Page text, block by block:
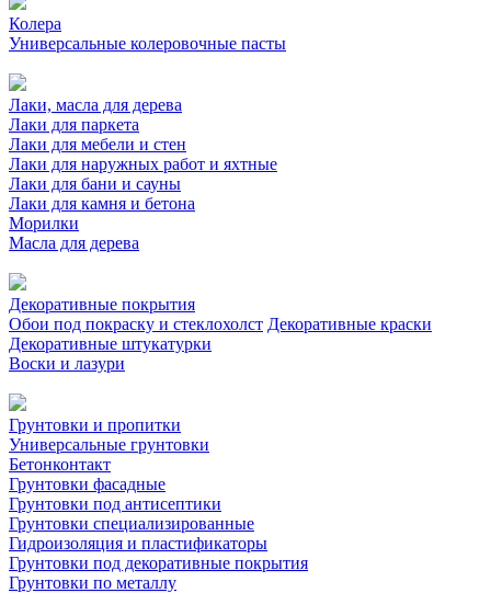
Колера
Универсальные колеровочные пасты
Лаки, масла для дерева
Лаки для паркета
Лаки для мебели и стен
Лаки для наружных работ и яхтные
Лаки для бани и сауны
Лаки для камня и бетона
Морилки
Масла для дерева
Декоративные покрытия
Обои под покраску и стеклохолст Декоративные краски
Декоративные штукатурки
Воски и лазури
Грунтовки и пропитки
Универсальные грунтовки
Бетонконтакт
Грунтовки фасадные
Грунтовки под антисептики
Грунтовки специализированные
Гидроизоляция и пластификаторы
Грунтовки под декоративные покрытия
Грунтовки по металлу